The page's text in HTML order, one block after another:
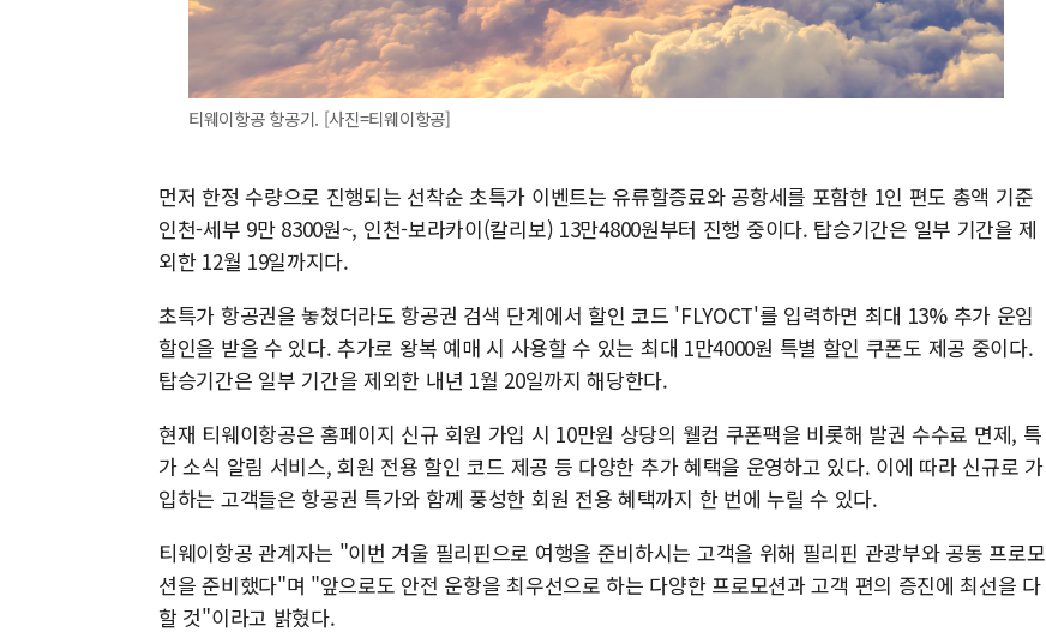
티웨이항공 항공기. [사진=티웨이항공]
먼저 한정 수량으로 진행되는 선착순 초특가 이벤트는 유류할증료와 공항세를 포함한 1인 편도 총액 기준
인천-세부 9만 8300원~, 인천-보라카이(칼리보) 13만4800원부터 진행 중이다. 탑승기간은 일부 기간을 제
외한 12월 19일까지다.
초특가 항공권을 놓쳤더라도 항공권 검색 단계에서 할인 코드 'FLYOCT'를 입력하면 최대 13% 추가 운임
할인을 받을 수 있다. 추가로 왕복 예매 시 사용할 수 있는 최대 1만4000원 특별 할인 쿠폰도 제공 중이다.
탑승기간은 일부 기간을 제외한 내년 1월 20일까지 해당한다.
현재 티웨이항공은 홈페이지 신규 회원 가입 시 10만원 상당의 웰컴 쿠폰팩을 비롯해 발권 수수료 면제, 특
가 소식 알림 서비스, 회원 전용 할인 코드 제공 등 다양한 추가 혜택을 운영하고 있다. 이에 따라 신규로 가
입하는 고객들은 항공권 특가와 함께 풍성한 회원 전용 혜택까지 한 번에 누릴 수 있다.
티웨이항공 관계자는 "이번 겨울 필리핀으로 여행을 준비하시는 고객을 위해 필리핀 관광부와 공동 프로모
션을 준비했다"며 "앞으로도 안전 운항을 최우선으로 하는 다양한 프로모션과 고객 편의 증진에 최선을 다
할 것"이라고 밝혔다.